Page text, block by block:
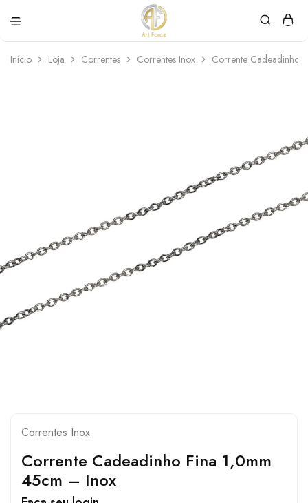
Force
personalizadas
Início Loja Correntes Correntes Inox Corrente Cadeadinho
Correntes Inox
Corrente Cadeadinho Fina 1,0mm
45cm – Inox